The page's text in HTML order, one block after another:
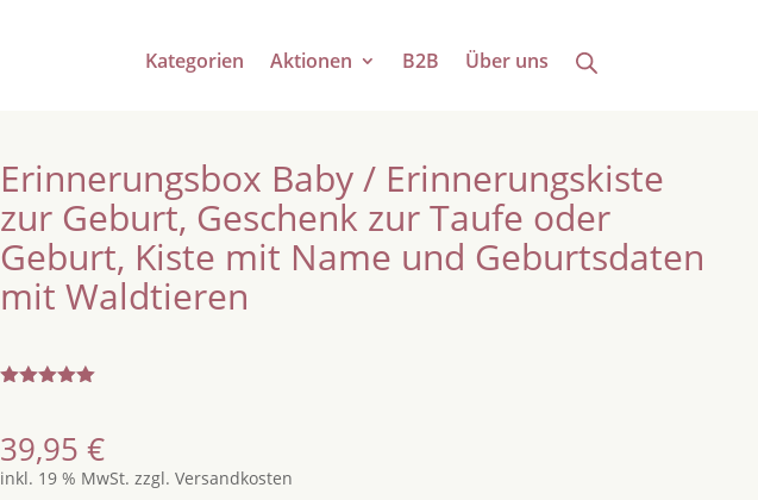
Kategorien Aktionen B2B Über uns
Erinnerungsbox Baby / Erinnerungskiste
zur Geburt, Geschenk zur Taufe oder
Geburt, Kiste mit Name und Geburtsdaten
mit Waldtieren
von 5,
basierend
auf
Kundenbew
39,95€
inkl. 19 % MwSt. zzgl.Versandkosten